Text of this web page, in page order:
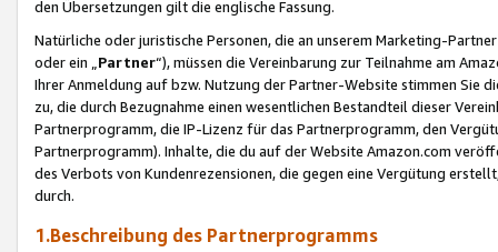
den Übersetzungen gilt die englische Fassung.
Natürliche oder juristische Personen, die an unserem Marketing-
oder ein „Partner“), müssen die Vereinbarung zur Teilnahme am
Ihrer Anmeldung auf bzw. Nutzung der Partner-Website stimmen Sie
zu, die durch Bezugnahme einen wesentlichen Bestandteil dieser
Partnerprogramm, die IP-Lizenz für das Partnerprogramm, den
Partnerprogramm). Inhalte, die du auf der Website Amazon.com
des Verbots von Kundenrezensionen, die gegen eine Vergütung
durch.
1.Beschreibung des Partnerprogramms